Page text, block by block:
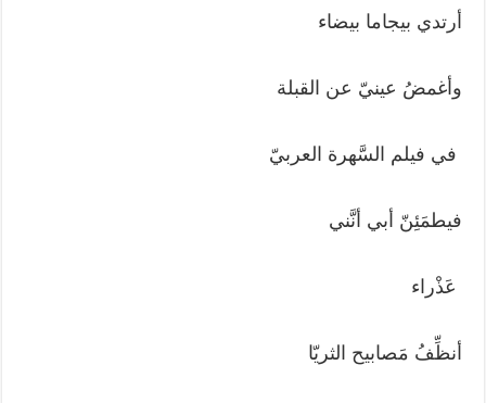
أرتدي بيجاما بيضاء
وأغمضُ عينيّ عن القبلة
في فيلم السَّهرة العربيّ
فيطمَئِنّ أبي أنَّني
عَذْراء
أنظِّفُ مَصابيح الثريّا